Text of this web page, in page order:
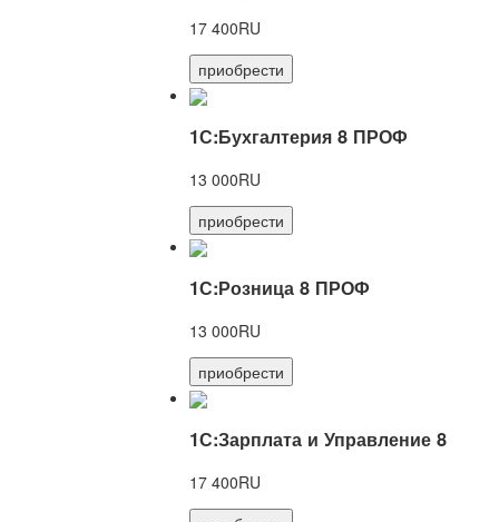
17 400RU
приобрести
1С:Бухгалтерия 8 ПРОФ
13 000RU
приобрести
1С:Розница 8 ПРОФ
13 000RU
приобрести
1С:Зарплата и Управление 8
17 400RU